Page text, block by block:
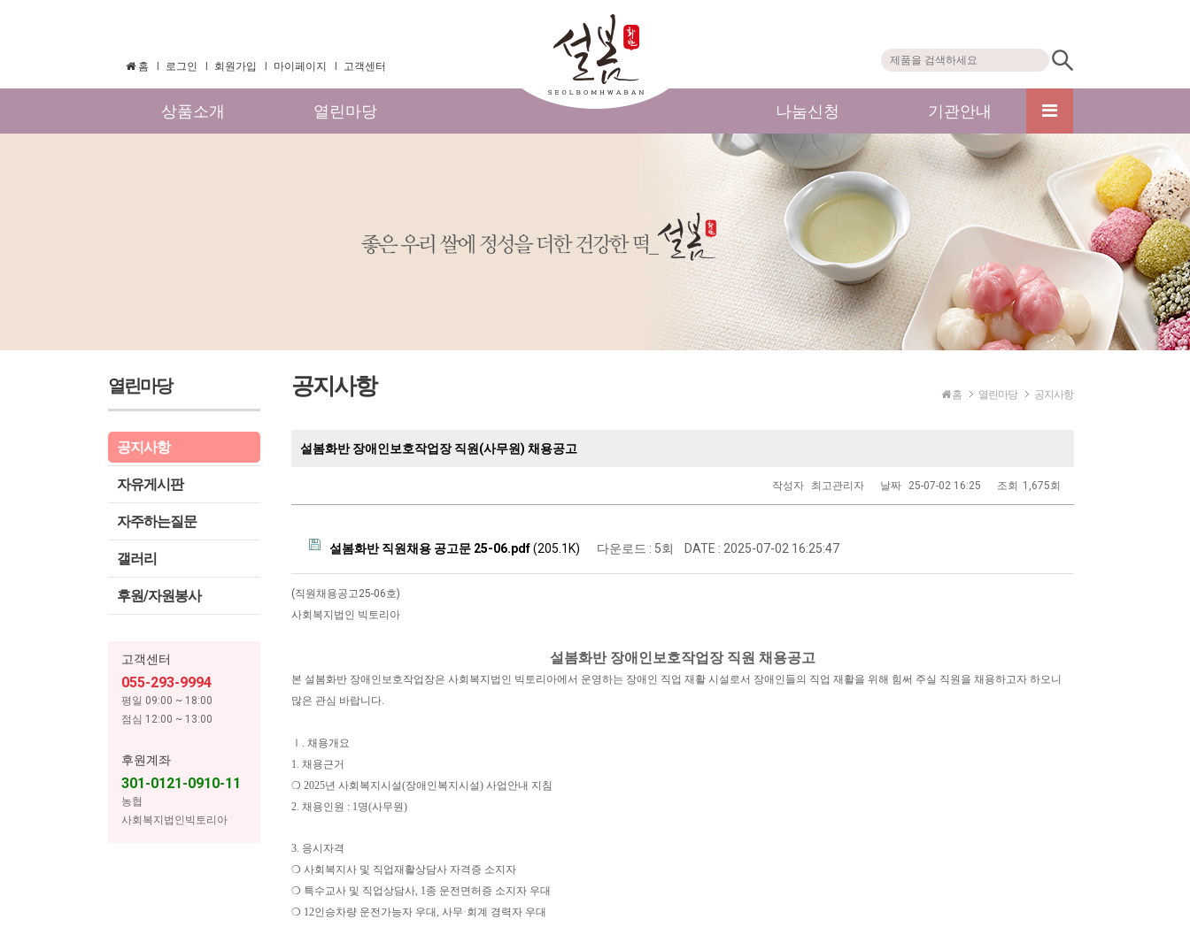
홈 로그인 회원가입 마이페이지 고객센터
상품소개 열린마당 나눔신청 기관안내
열린마당
공지사항
자유게시판
자주하는질문
갤러리
후원/자원봉사
고객센터
055-293-9994
평일 09:00 ~ 18:00
점심 12:00 ~ 13:00
후원계좌
301-0121-0910-11
농협
사회복지법인빅토리아
홈 열린마당 공지사항
공지사항
설봄화반 장애인보호작업장 직원(사무원) 채용공고
작성자 최고관리자 날짜 25-07-02 16:25 조회 1,675회
설봄화반 직원채용 공고문 25-06.pdf(205.1K) 다운로드 : 5회 DATE : 2025-07-02 16:25:47
(직원채용공고25-06호)
사회복지법인 빅토리아​
설봄화반 장애인보호작업장 직원 채용공고
본 설봄화반 장애인보호작업장은 사회복지법인 빅토리아에서 운영하는 장애인 직업 재활 시설로서 장애인들의 직업 재활을 위해 힘써 주실 직원을 채용하고자 하오니
많은 관심 바랍니다.
Ⅰ. 채용개요
1. 채용근거
❍ 2025년 사회복지시설(장애인복지시설) 사업안내 지침
2. 채용인원 : 1명(사무원)
3. 응시자격
❍ 사회복지사 및 직업재활상담사 자격증 소지자
❍ 특수교사 및 직업상담사, 1종 운전면허증 소지자 우대
❍ 12인승차량 운전가능자 우대, 사무·회계 경력자 우대